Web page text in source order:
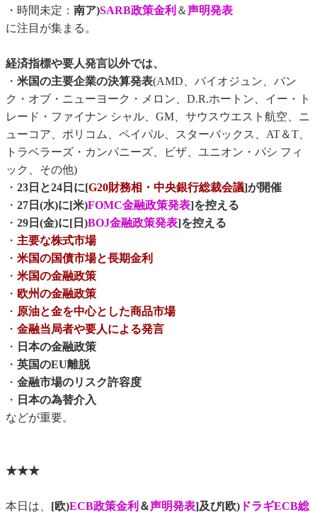
・時間未定： 南ア)SARB政策金利 ＆声明発表
に注目が集まる。
経済指標や要人発言以外では、
・ 米国の主要企業の決算発表(AMD、バイオジュン、バン
ク・オブ・ニューヨーク・メロン、D.R.ホートン、イー・ト
レード・ファイナン シャル、GM、サウスウエスト航空、ニ
ューコア、ポリコム、ペイパル、スターバックス、AT＆T、
トラベラーズ・カンパニーズ、ビザ、ユニオン・パシ フィ
ック、その他)
・ 23日と24日に[G20財務相・中央銀行総裁会議]が開催
・ 27日(水)に[米)FOMC金融政策発表]を控える
・ 29日(金)に[日)BOJ金融政策発表]を控える
・ 主要な株式市場
・ 米国の国債市場と長期金利
・ 米国の金融政策
・ 欧州の金融政策
・ 原油と金を中心とした商品市場
・ 金融当局者や要人による発言
・ 日本の金融政策
・ 英国のEU離脱
・ 金融市場のリスク許容度
・ 日本の為替介入
などが重要。
★★★
本日は、 [欧)ECB政策金利 ＆声明発表]及び[欧) ドラギECB総